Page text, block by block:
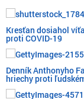
Kresťan dosiahol
proti COVID-19
Denník Anthonyho
hriechy proti